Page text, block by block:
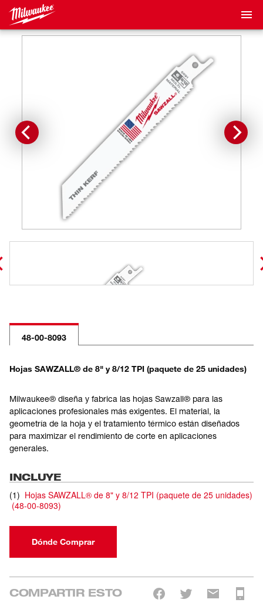
48-00-8093
Hojas SAWZALL® de 8" y 8/12 TPI (paquete de 25 unidades)
Milwaukee® diseña y fabrica las hojas Sawzall® para las
aplicaciones profesionales más exigentes. El material, la
geometría de la hoja y el tratamiento térmico están diseñados
para maximizar el rendimiento de corte en aplicaciones
generales.
INCLUYE
(1) Hojas SAWZALL® de 8" y 8/12 TPI (paquete de 25 unidades)
(48-00-8093)
Dónde Comprar
COMPARTIR ESTO